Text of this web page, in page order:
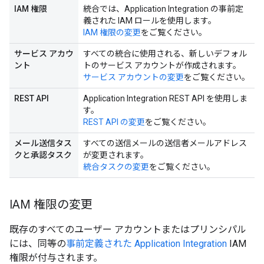
IAM 権限
統合では、Application Integration の事前定
義された IAM ロールを使用します。
IAM 権限の変更をご覧ください。
サービス アカウ
ント
すべての統合に使用される、新しいデフォル
トのサービス アカウントが作成されます。
サービス アカウントの変更をご覧ください。
REST API
Application Integration REST API を使用しま
す。
REST API の変更をご覧ください。
メール送信タス
クと承認タスク
すべての送信メールの送信者メールアドレス
が変更されます。
統合タスクの変更をご覧ください。
IAM 権限の変更
既存のすべてのユーザー アカウントまたはプリンシパル
には、同等の事前定義された Application Integration IAM
権限が付与されます。